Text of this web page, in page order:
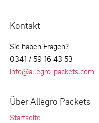
Kontakt
Sie haben Fragen?
0341 / 59 16 43 53
info@allegro-packets.com
Über Allegro Packets
Startseite